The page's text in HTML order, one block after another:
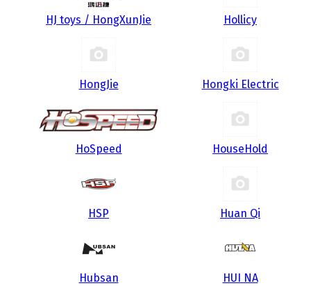
HJ toys / HongXunJie Hollicy
HongJie Hongki Electric
HoSpeed HouseHold
HSP Huan Qi
Hubsan HUI NA